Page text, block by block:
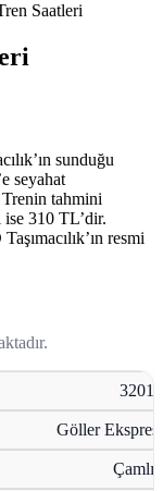
Saatleri
sunduğu
seyahat
Trenin tahmini
310 TL’dir.
resmi
32015
Göller Ekspresi
Çamlık